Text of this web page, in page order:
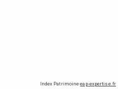
Index Patrimoine eap-expertise.fr